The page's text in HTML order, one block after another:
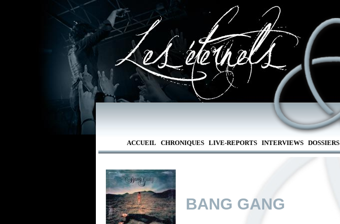
ACCUEIL CHRONIQUES LIVE-REPORTS INTERVIEWS DOSSIERS
BANG GANG